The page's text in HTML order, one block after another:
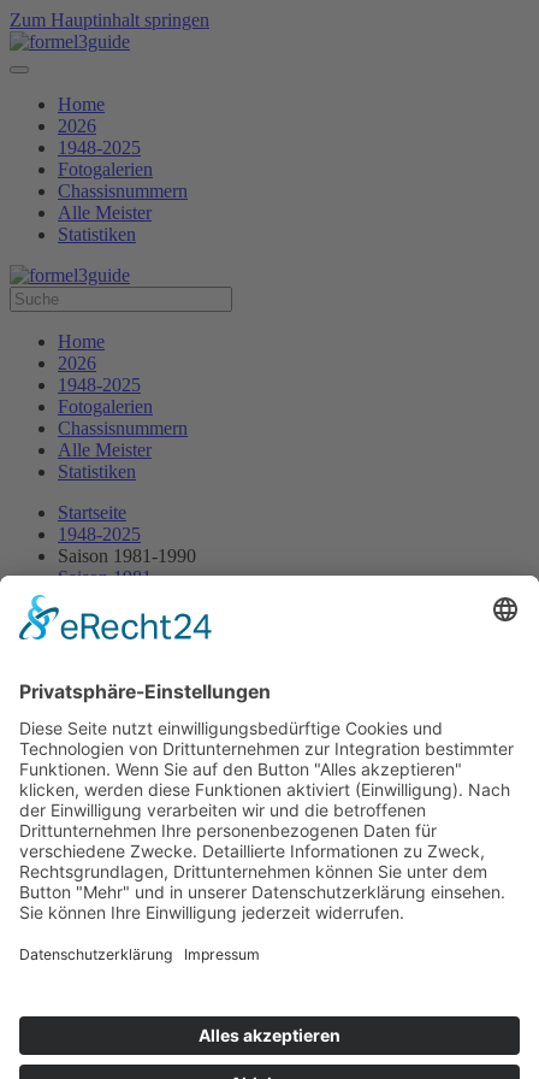
Zum Hauptinhalt springen
Home
2026
1948-2025
Fotogalerien
Chassisnummern
Alle Meister
Statistiken
Home
2026
1948-2025
Fotogalerien
Chassisnummern
Alle Meister
Statistiken
Startseite
1948-2025
Saison 1981-1990
Saison 1981
20.09.1981 - Kalter Wangen
Streckenskizze
Alle Ergebnisse:
Nennungsliste
Ergebnis Rennen
Impressum
Jahrbuch